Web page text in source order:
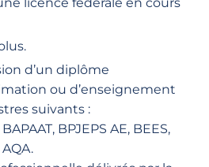
d’un diplôme
ou d’enseignement
suivants :
BPJEPS AE, BEES,
AQA.